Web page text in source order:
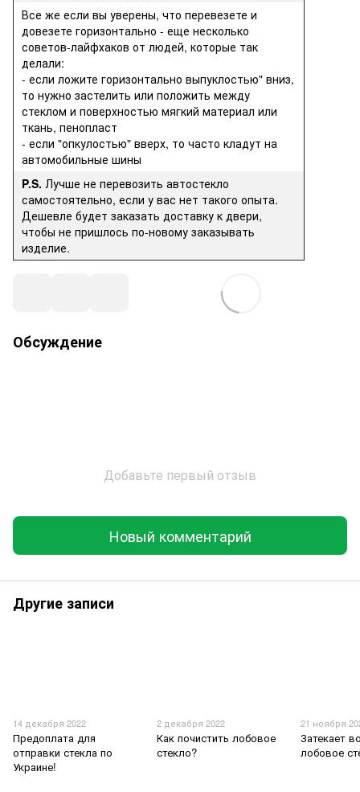
Все же если вы уверены, что перевезете и
довезете горизонтально - еще несколько
советов-лайфхаков от людей, которые так
делали:
- если ложите горизонтально выпуклостью" вниз,
то нужно застелить или положить между
стеклом и поверхностью мягкий материал или
ткань, пенопласт
- если "опкулостью" вверх, то часто кладут на
автомобильные шины
P.S. Лучше не перевозить автостекло
самостоятельно, если у вас нет такого опыта.
Дешевле будет заказать доставку к двери,
чтобы не пришлось по-новому заказывать
изделие.
Обсуждение
Добавьте первый отзыв
Новый комментарий
Другие записи
14 декабря 2022
Предоплата для
отправки стекла по
Украине!
2 декабря 2022
Как почистить лобовое
стекло?
21 ноября
Затекает
лобовое